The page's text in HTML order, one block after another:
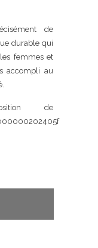
de
durable qui
femmes et
accompli au
de